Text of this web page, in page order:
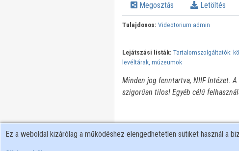
Megosztás Letöltés
Tulajdonos: Videotorium admin
Lejátszási listák: Tartalomszolgáltatók:
levéltárak, múzeumok
Minden jog fenntartva, NIIF Intézet.
szigorúan tilos! Egyéb célú
Ez a weboldal kizárólag a működéshez elengedhetetlen sütiket használ a